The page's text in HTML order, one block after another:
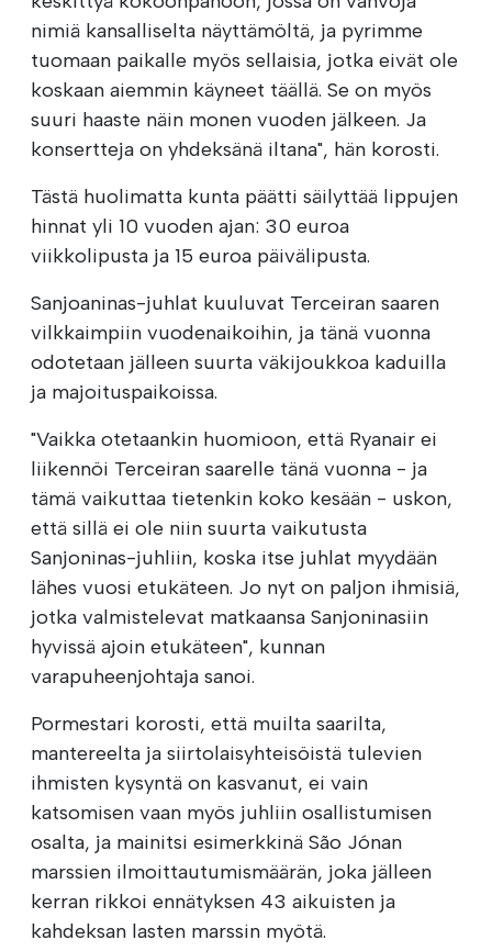
nimiä kansalliselta näyttämöltä, ja pyrimme
tuomaan paikalle myös sellaisia, jotka eivät ole
koskaan aiemmin käyneet täällä. Se on myös
suuri haaste näin monen vuoden jälkeen. Ja
konsertteja on yhdeksänä iltana", hän korosti.
Tästä huolimatta kunta päätti säilyttää lippujen
hinnat yli 10 vuoden ajan: 30 euroa
viikkolipusta ja 15 euroa päivälipusta.
Sanjoaninas-juhlat kuuluvat Terceiran saaren
vilkkaimpiin vuodenaikoihin, ja tänä vuonna
odotetaan jälleen suurta väkijoukkoa kaduilla
ja majoituspaikoissa.
"Vaikka otetaankin huomioon, että Ryanair ei
liikennöi Terceiran saarelle tänä vuonna - ja
tämä vaikuttaa tietenkin koko kesään - uskon,
että sillä ei ole niin suurta vaikutusta
Sanjoninas-juhliin, koska itse juhlat myydään
lähes vuosi etukäteen. Jo nyt on paljon ihmisiä,
jotka valmistelevat matkaansa Sanjoninasiin
hyvissä ajoin etukäteen", kunnan
varapuheenjohtaja sanoi.
Pormestari korosti, että muilta saarilta,
mantereelta ja siirtolaisyhteisöistä tulevien
ihmisten kysyntä on kasvanut, ei vain
katsomisen vaan myös juhliin osallistumisen
osalta, ja mainitsi esimerkkinä São Jónan
marssien ilmoittautumismäärän, joka jälleen
kerran rikkoi ennätyksen 43 aikuisten ja
kahdeksan lasten marssin myötä.